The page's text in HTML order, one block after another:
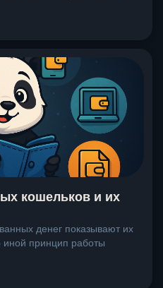
кошельков и их
денег показывают их
иной принцип работы